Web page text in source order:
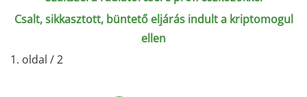
Csalt, sikkasztott, büntető eljárás indult a kriptomogul
ellen
1. oldal / 2